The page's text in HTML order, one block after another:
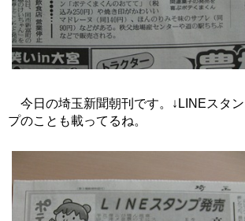
今日の埼玉新聞朝刊です。↓LINEスタン
プのことも載ってるね。